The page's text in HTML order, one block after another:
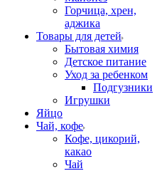
Горчица, хрен,
аджика
Товары для детей
Бытовая химия
Детское питание
Уход за ребенком
Подгузники
Игрушки
Яйцо
Чай, кофе
Кофе, цикорий,
какао
Чай